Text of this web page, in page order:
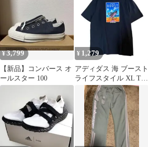
¥3,799
【新品】コンバース オ
ールスター 100
¥ 1,279
アディダス 海 ブースト
ライフスタイル XL Tシ
ャツ ブラック ビック